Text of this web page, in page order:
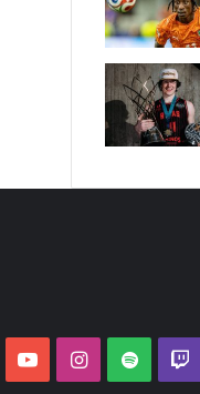
YouTubeInstagram
Spotify